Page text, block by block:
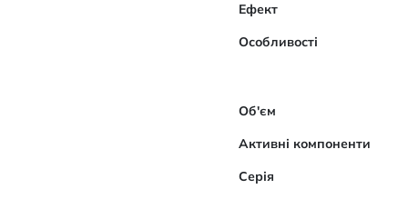
Ефект
Особливості
Об'єм
Активні компоненти
Серія